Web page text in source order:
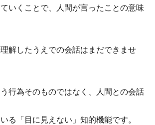
いくことで、人間が言ったことの意味
解したうえでの会話はまだできませ
行為そのものではなく、人間との会話
る「目に見えない」知的機能です。